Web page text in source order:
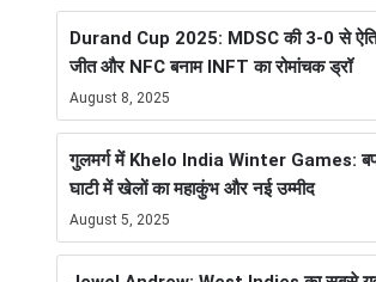
Durand Cup 2025: MDSC की 3-0 से
जीत और NFC बनाम INFT का रोमांचक ड्रॉ
August 8, 2025
गुलमर्ग में Khelo India Winter Games:
घाटी में खेलों का महाकुंभ और नई उम्मीद
August 5, 2025